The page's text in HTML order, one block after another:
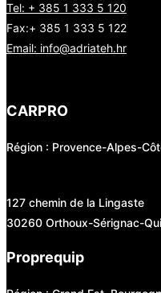
Tel: + 385 1 333 5 120
Fax:+ 385 1 333 5 122
Email: info@adriateh.hr
CARPRO
Région : Provence-Alpes-
127 chemin de la Lingaste
30260 Orthoux-Sérignac-
Proprequip